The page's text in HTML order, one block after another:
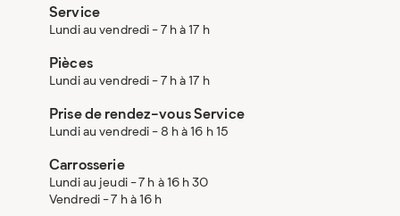
Service
Lundi au vendredi - 7 h à 17 h
Pièces
Lundi au vendredi - 7 h à 17 h
Prise de rendez-vous Service
Lundi au vendredi - 8 h à 16 h 15
Carrosserie
Lundi au jeudi - 7 h à 16 h 30
Vendredi - 7 h à 16 h